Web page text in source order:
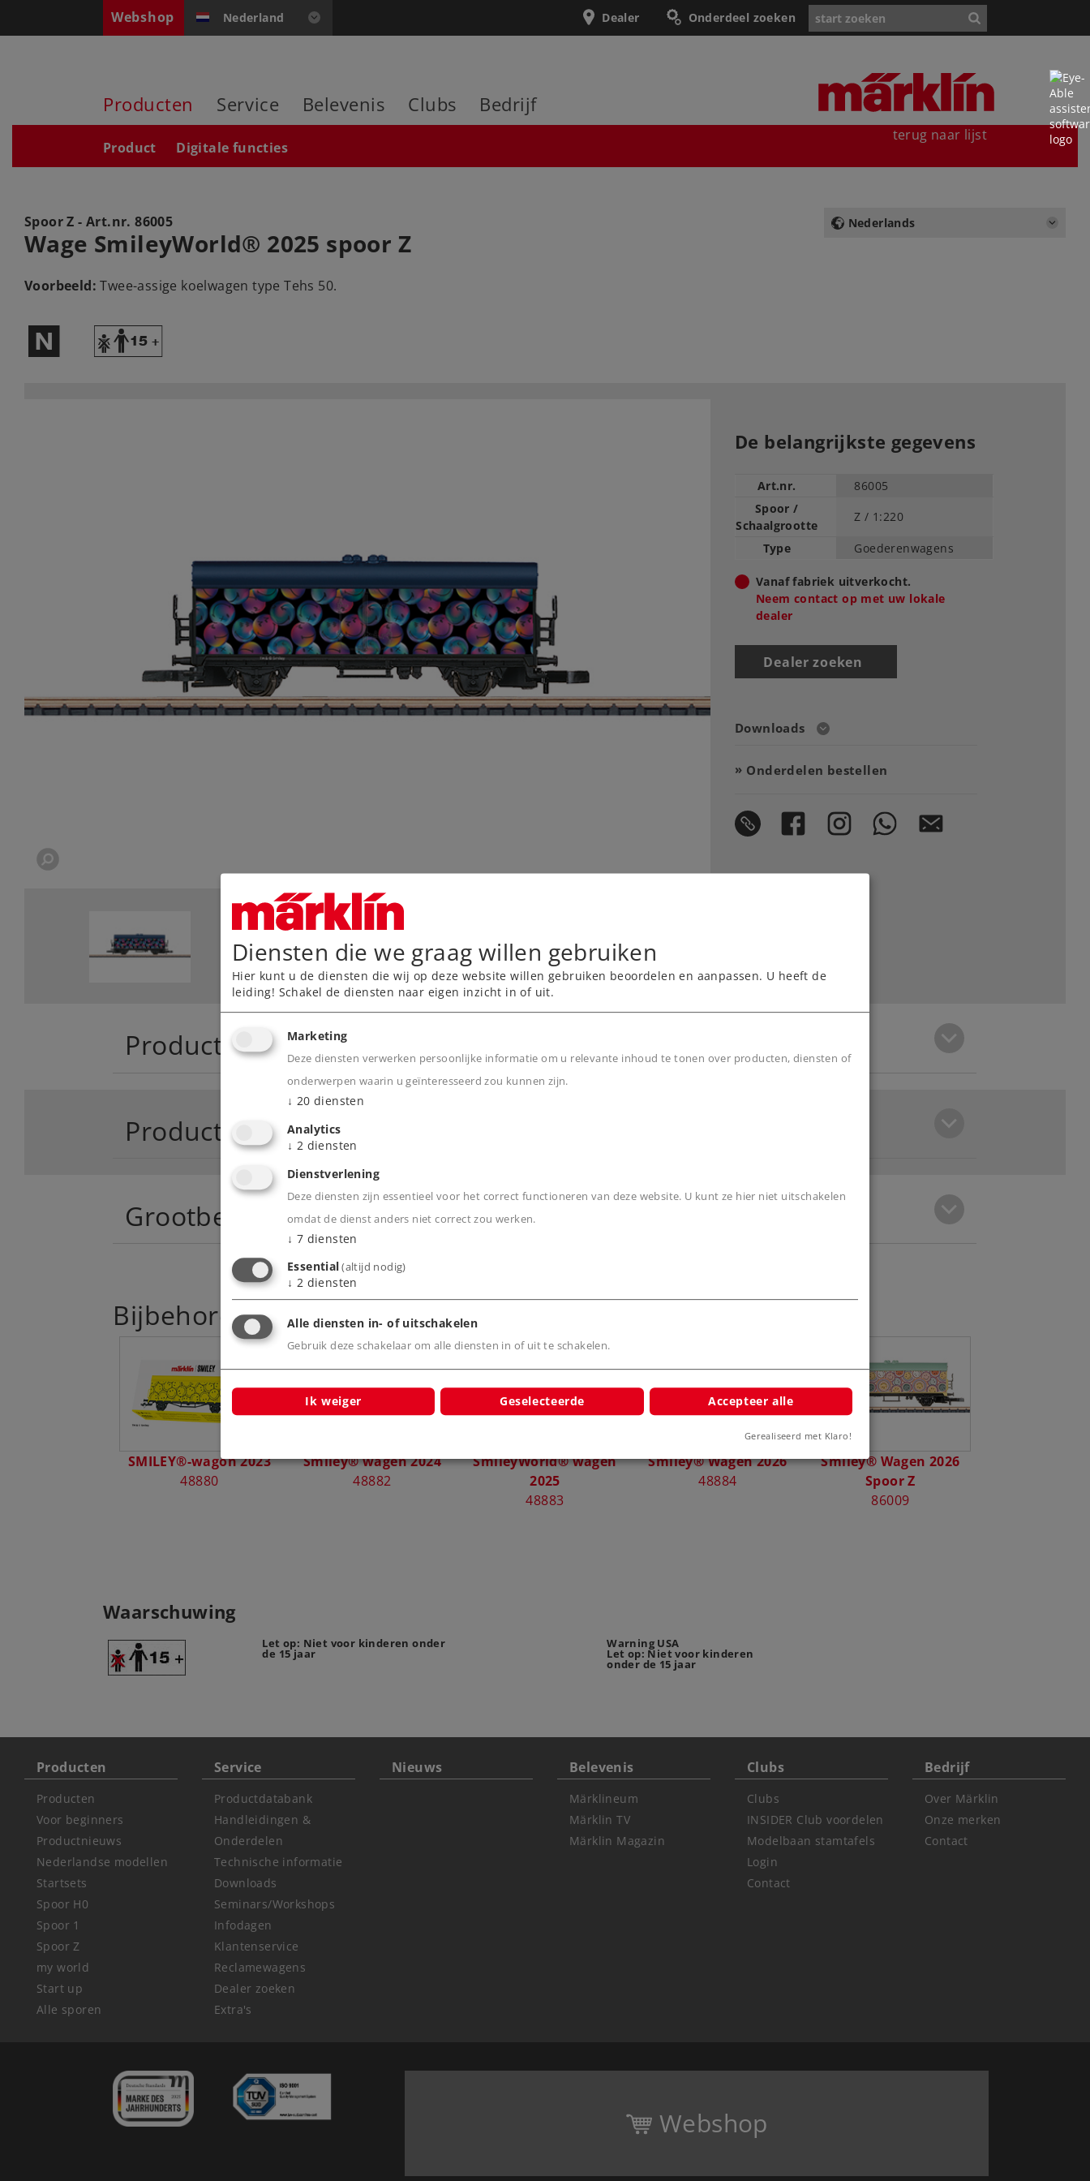
Webshop Nederland Onderdeel zoeken
Dealer
Producten Service Belevenis Clubs Bedrijf
Product Digitale functies
terug naar lijst
Nederlands
Spoor Z - Art.nr.86005
Wage SmileyWorld® 2025 spoor Z
Voorbeeld: Twee-assige koelwagen type Tehs 50.
$ Y
De belangrijkste gegevens
Art.nr.
86005
Spoor /
Schaalgrootte
Z / 1:220
Type Goederenwagens
Vanaf fabriek uitverkocht.
Neem contact op met uw lokale
dealer
Dealer zoeken
Downloads
Onderdelen bestellen
Product
Productinfo
Grootbedrijf
Bijbehorende producten
SMILEY®-wagon 2023
48880
Smiley® wagen 2024
48882
SmileyWorld® wagen
2025
48883
Smiley® Wagen 2026
48884
Smiley® Wagen 2026
Spoor Z
86009
Waarschuwing
Let op: Niet voor kinderen onder
de 15 jaar
Warning USA
Let op: Niet voor kinderen
onder de 15 jaar
Producten
Producten
Voor beginners
Productnieuws
Nederlandse modellen
Startsets
Spoor H0
Spoor 1
Spoor Z
my world
Start up
Alle sporen
Service
Productdatabank
Handleidingen &
Onderdelen
Technische informatie
Downloads
Seminars/Workshops
Infodagen
Klantenservice
Reclamewagens
Dealer zoeken
Extra's
Nieuws Belevenis
Märklineum
Märklin TV
Märklin Magazin
Clubs
Clubs
INSIDER Club voordelen
Modelbaan stamtafels
Login
Contact
Bedrijf
Over Märklin
Onze merken
Contact
Webshop
Diensten die we graag willen gebruiken
Hier kunt u de diensten die wij op deze website willen gebruiken beoordelen en aanpassen. U heeft de
leiding! Schakel de diensten naar eigen inzicht in of uit.
Marketing
Deze diensten verwerken persoonlijke informatie om u relevante inhoud te tonen over producten, diensten of
onderwerpen waarin u geïnteresseerd zou kunnen zijn.
↓ 20 diensten
Analytics
↓ 2 diensten
Dienstverlening
Deze diensten zijn essentieel voor het correct functioneren van deze website. U kunt ze hier niet uitschakelen
omdat de dienst anders niet correct zou werken.
↓ 7 diensten
Essential(altijd nodig)
↓ 2 diensten
Alle diensten in- of uitschakelen
Gebruik deze schakelaar om alle diensten in of uit te schakelen.
Ik weiger Geselecteerde Accepteer alle
Gerealiseerd met Klaro!